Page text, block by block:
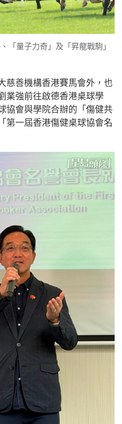
「量子力奇」及「昇龍戰駒」
慈善機構香港賽馬會外，也
業強前往啟德香港桌球學
協會與學院合辦的「傷健共
第一屆香港傷健桌球協會名